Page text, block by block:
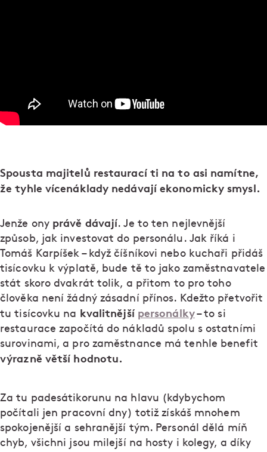
Spousta majitelů restaurací ti na to asi namítne,
že tyhle vícenáklady nedávají ekonomicky smysl.
Jenže ony právě dávají. Je to ten nejlevnější
způsob, jak investovat do personálu. Jak říká i
Tomáš Karpíšek – když číšníkovi nebo kuchaři přidáš
tisícovku k výplatě, bude tě to jako zaměstnavatele
stát skoro dvakrát tolik, a přitom to pro toho
člověka není žádný zásadní přínos. Kdežto přetvořit
tu tisícovku na kvalitnější personálky– to si
restaurace započítá do nákladů spolu s ostatními
surovinami, a pro zaměstnance má tenhle benefit
výrazně větší hodnotu.
Za tu padesátikorunu na hlavu (kdybychom
počítali jen pracovní dny) totiž získáš mnohem
spokojenější a sehranější tým. Personál dělá míň
chyb, všichni jsou milejší na hosty i kolegy, a díky